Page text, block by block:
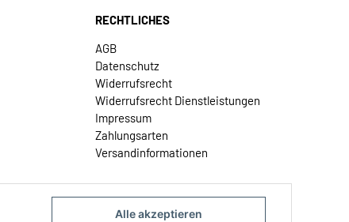
Alle akzeptieren
RECHTLICHES
AGB
Datenschutz
Widerrufsrecht
Widerrufsrecht Dienstleistungen
Impressum
Zahlungsarten
Versandinformationen